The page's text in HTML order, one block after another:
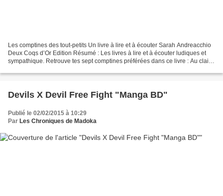
Les comptines des tout-petits Un livre à lire et à écouter Sarah Andreacchio
Deux Coqs d’Or Edition Résumé : Les livres à lire et à écouter ludiques et
sympathique. Retrouve tes sept comptines préférées dans ce livre : Au clair
Devils X Devil Free Fight "Manga BD"
Publié le 02/02/2015 à 10:29
Par Les Chroniques de Madoka